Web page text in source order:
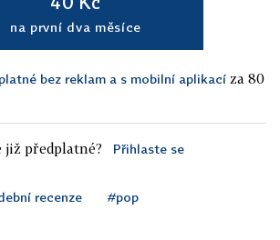
na první dva měsíce
bez reklam a s mobilní aplikací za 80
již předplatné? Přihlaste se
recenze #pop